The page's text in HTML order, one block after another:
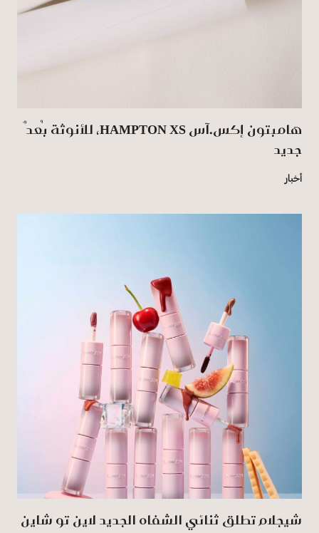
هامبتون إكس.آس HAMPTON XS، للأنوثة بُعدٌ
جديد
أخبار
شيجلام تطلق ثنائي الشفاه الجديد لاين تو شاين